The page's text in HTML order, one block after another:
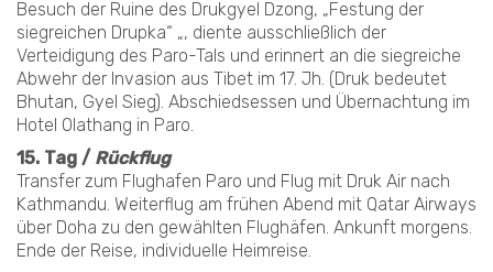
Besuch der Ruine des Drukgyel Dzong, „Festung der
siegreichen Drupka“ „, diente ausschließlich der
Verteidigung des Paro-Tals und erinnert an die siegreiche
Abwehr der Invasion aus Tibet im 17. Jh. (Druk bedeutet
Bhutan, Gyel Sieg). Abschiedsessen und Übernachtung im
Hotel Olathang in Paro.
15. Tag / Rückflug
Transfer zum Flughafen Paro und Flug mit Druk Air nach
Kathmandu. Weiterflug am frühen Abend mit Qatar Airways
über Doha zu den gewählten Flughäfen. Ankunft morgens.
Ende der Reise, individuelle Heimreise.